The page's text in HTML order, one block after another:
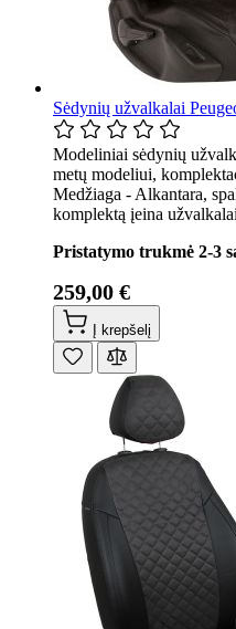
Sėdynių užvalkalai
Modeliniai sėdynių
metų modeliui,
Medžiaga - Alkantara,
komplektą įeina
Pristatymo trukmė 2-3
259,00 €
Į krepšelį